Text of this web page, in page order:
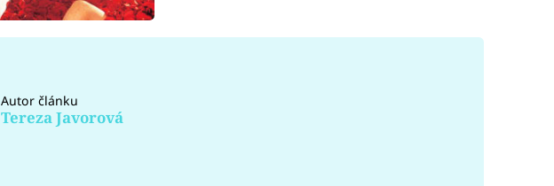
Autor článku
Tereza Javorová